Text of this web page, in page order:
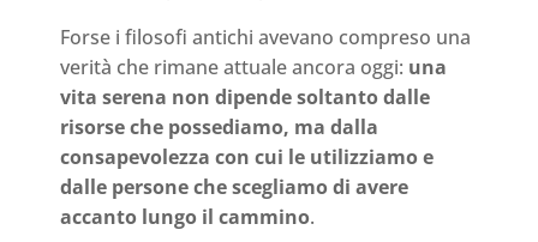
Forse i filosofi antichi avevano compreso una
verità che rimane attuale ancora oggi: una
vita serena non dipende soltanto dalle
risorse che possediamo, ma dalla
consapevolezza con cui le utilizziamo e
dalle persone che scegliamo di avere
accanto lungo il cammino.